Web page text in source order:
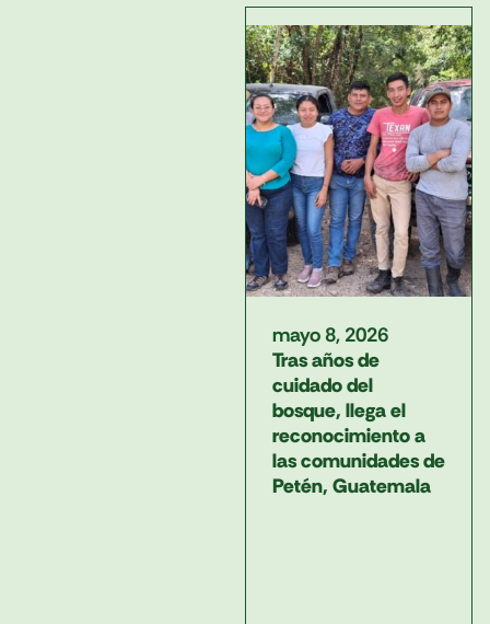
mayo 8, 2026
Tras años de
cuidado del
bosque, llega el
reconocimiento a
las comunidades de
Petén, Guatemala